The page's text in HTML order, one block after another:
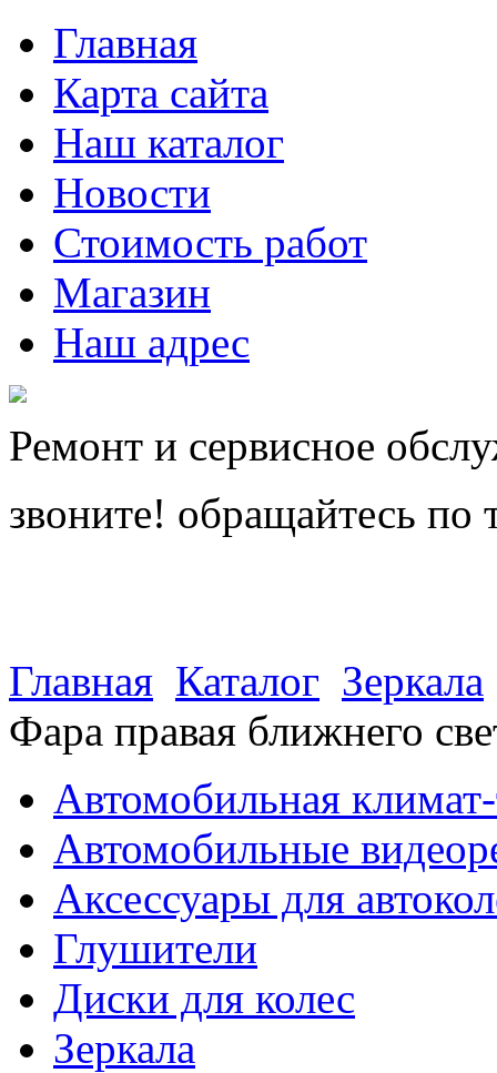
Главная
Карта сайта
Наш каталог
Новости
Стоимость работ
Магазин
Наш адрес
Ремонт и сервисное
звоните! обращайтесь по
Главная Каталог Зеркала
Фара правая ближнего
Автомобильная
Автомобильные
Аксессуары для
Глушители
Диски для колес
Зеркала